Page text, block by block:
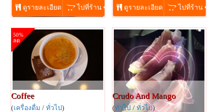
ดูรายละเอียด ไปที่ร้าน ดูรายละเอียด ไปที่ร้าน
50%
ลด
Coffee
(เครื่องดื่ม / ทั่วไป)
Crudo And Mango
(ทั่วไป / ทั่วไป)